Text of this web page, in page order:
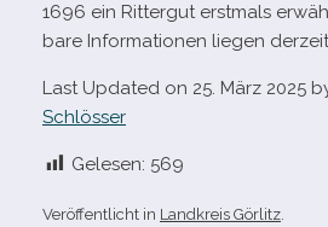
1696 ein Rittergut erst­mals
bare Informationen lie­gen
Last Updated on 25. März 2025
Schlösser
Gelesen: 569
Veröffentlicht in Landkreis Görlitz